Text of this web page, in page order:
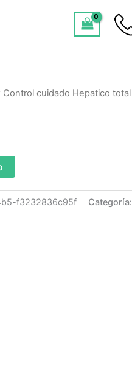
Control cuidado Hepatico total
f3232836c95f Categoría: